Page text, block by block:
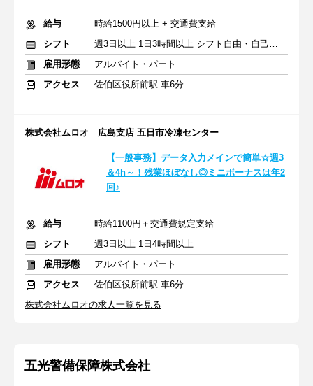
給与
時給1500円以上 + 交通費支給
シフト
週3日以上 1日3時間以上 シフト自由・自己申告
雇用形態
アルバイト・パート
アクセス
佐伯区役所前駅 車6分
株式会社ムロオ 広島支店 五日市冷凍センター
【一般事務】データ入力メインで簡単☆週3
＆4h～！残業ほぼなし◎ミニボーナスは年2
回♪
給与
時給1100円＋交通費規定支給
シフト
週3日以上 1日4時間以上
雇用形態
アルバイト・パート
アクセス
佐伯区役所前駅 車6分
株式会社ムロオの求人一覧を見る
五光警備保障株式会社